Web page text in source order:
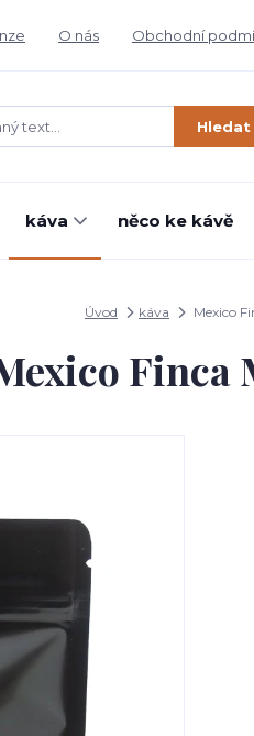
O nás Obchodní
Hledat
káva něco ke kávě
Úvod káva Mexico
Finca